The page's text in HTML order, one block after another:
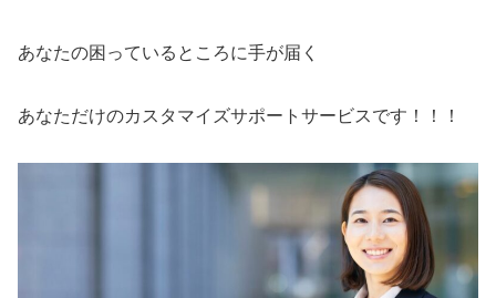
あなたの困っているところに手が届く
あなただけのカスタマイズサポートサービスです！！！